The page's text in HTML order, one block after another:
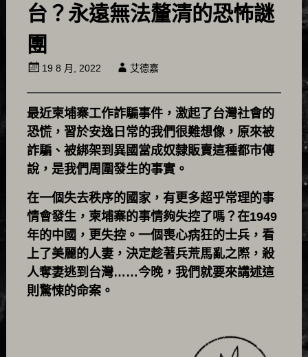
台？永遠無法釐清的恐怖謎
團
19 8 月, 2022 艾德嘉
最近柬埔寨工作詐騙事件，激起了台灣社會的
恐慌，習於安逸日常的我們很難想像，原來被
詐騙、被綁架到異國當成奴隸販賣這種都市傳
說，是我們周圍發生的事實。
在一個失去秩序的國家，有更多超乎常理的事
情會發生，柬埔寨的事情夠失控了嗎？在1949
年的中國，更失控。一個喪心病狂的士兵，看
上了美麗的人妻，決定趁著兵荒馬亂之際，殺
人奪妻逃到台灣……今晚，我們就要來講述這
則驚悚的命案。